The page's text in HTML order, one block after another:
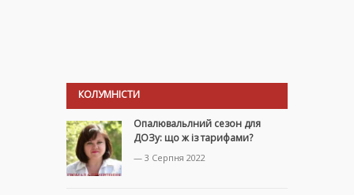
КОЛУМНІСТИ
Опалювальлний сезон для
ДОЗу: що ж із тарифами?
— 3 Серпня 2022